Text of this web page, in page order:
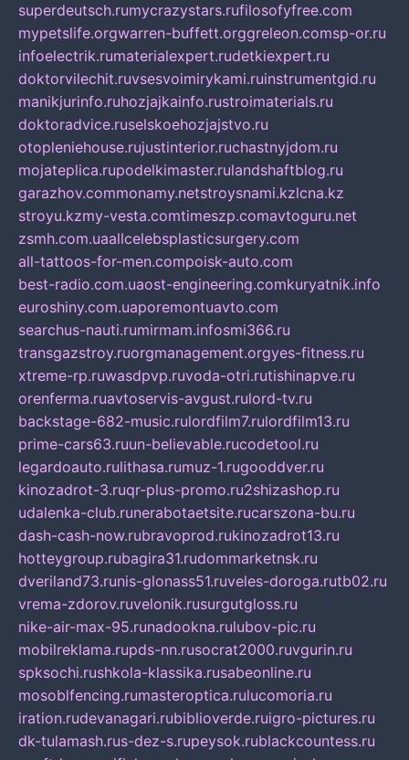
superdeutsch.rumycrazystars.rufilosofyfree.com
mypetslife.orgwarren-buffett.orggreleon.comsp-or.ru
infoelectrik.rumaterialexpert.rudetkiexpert.ru
doktorvilechit.ruvsesvoimirykami.ruinstrumentgid.ru
manikjurinfo.ruhozjajkainfo.rustroimaterials.ru
doktoradvice.ruselskoehozjajstvo.ru
otopleniehouse.rujustinterior.ruchastnyjdom.ru
mojateplica.rupodelkimaster.rulandshaftblog.ru
garazhov.commonamy.netstroysnami.kzlcna.kz
stroyu.kzmy-vesta.comtimeszp.comavtoguru.net
zsmh.com.uaallcelebsplasticsurgery.com
all-tattoos-for-men.compoisk-auto.com
best-radio.com.uaost-engineering.comkuryatnik.info
euroshiny.com.uaporemontuavto.com
searchus-nauti.rumirmam.infosmi366.ru
transgazstroy.ruorgmanagement.orgyes-fitness.ru
xtreme-rp.ruwasdpvp.ruvoda-otri.rutishinapve.ru
orenferma.ruavtoservis-avgust.rulord-tv.ru
backstage-682-music.rulordfilm7.rulordfilm13.ru
prime-cars63.ruun-believable.rucodetool.ru
legardoauto.rulithasa.rumuz-1.rugooddver.ru
kinozadrot-3.ruqr-plus-promo.ru2shizashop.ru
udalenka-club.runerabotaetsite.rucarszona-bu.ru
dash-cash-now.rubravoprod.rukinozadrot13.ru
hotteygroup.rubagira31.rudommarketnsk.ru
dveriland73.runis-glonass51.ruveles-doroga.rutb02.ru
vrema-zdorov.ruvelonik.rusurgutgloss.ru
nike-air-max-95.runadookna.rulubov-pic.ru
mobilreklama.rupds-nn.rusocrat2000.ruvgurin.ru
spksochi.rushkola-klassika.rusabeonline.ru
mosoblfencing.rumasteroptica.rulucomoria.ru
iration.rudevanagari.rubiblioverde.ruigro-pictures.ru
dk-tulamash.rus-dez-s.rupeysok.rublackcountess.ru